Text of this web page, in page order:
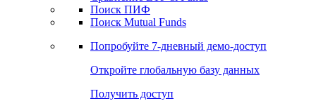
Получить доступ
ETF & Funds
Сравнение ETF & Funds
Поиск Mutual Funds
Попробуйте7-дневный